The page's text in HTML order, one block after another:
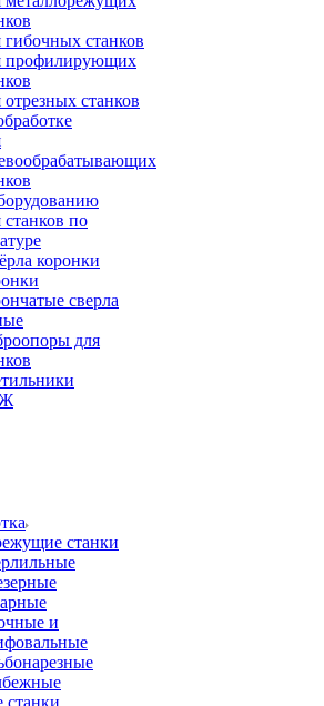
гибочных станков
профилирующих
отрезных станков
станков по
коронки
сверла
для
станки
и
станки